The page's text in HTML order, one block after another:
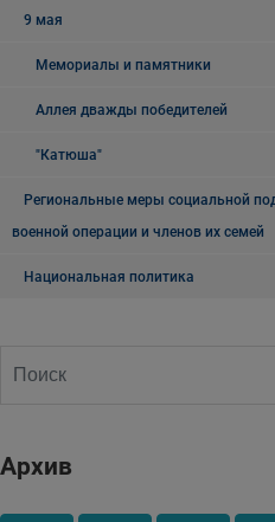
9 мая
Мемориалы и памятники
Аллея дважды победителей
"Катюша"
Региональные меры социальной
военной операции и членов их семей
Национальная политика
Архив